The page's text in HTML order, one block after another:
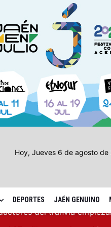
Hoy, Jueves 6 de agosto de
DEPORTES JAÉN GENUINO